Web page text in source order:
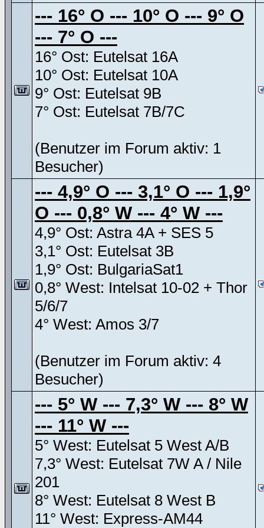
--- 16° O --- 10° O --- 9° O
--- 7° O ---
16° Ost: Eutelsat 16A
10° Ost: Eutelsat 10A
9° Ost: Eutelsat 9B
7° Ost: Eutelsat 7B/7C
(Benutzer im Forum aktiv: 1
Besucher)
--- 4,9° O --- 3,1° O --- 1,9°
O --- 0,8° W --- 4° W ---
4,9° Ost: Astra 4A + SES 5
3,1° Ost: Eutelsat 3B
1,9° Ost: BulgariaSat1
0,8° West: Intelsat 10-02 + Thor
5/6/7
4° West: Amos 3/7
(Benutzer im Forum aktiv: 4
Besucher)
--- 5° W --- 7,3° W --- 8° W
--- 11° W ---
5° West: Eutelsat 5 West A/B
7,3° West: Eutelsat 7W A / Nile
201
8° West: Eutelsat 8 West B
11° West: Express-AM44